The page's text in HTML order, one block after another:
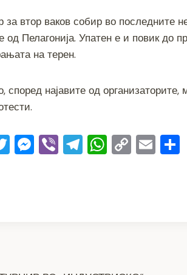
за втор ваков собир во последните
од Пелагонија. Упатен е и повик до
на терен.
според најавите од
T M Vi T W C E